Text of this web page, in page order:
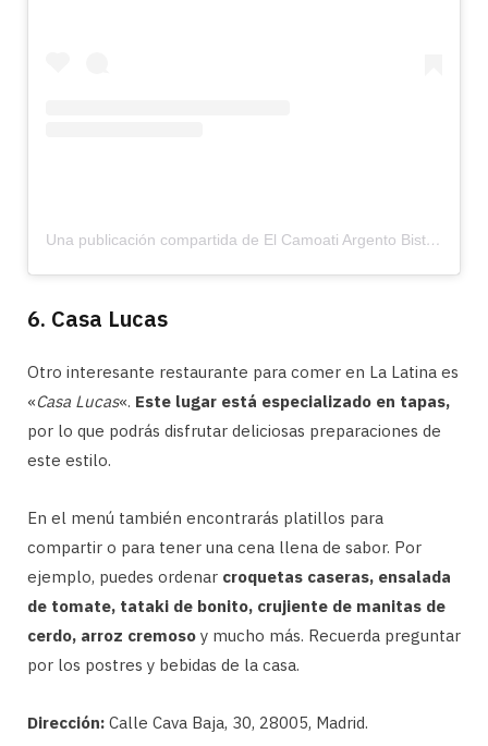
Una publicación compartida de El Camoati Argento Bistró (@camoati)
6. Casa Lucas
Otro interesante restaurante para comer en La Latina es
«Casa Lucas«. Este lugar está especializado en tapas,
por lo que podrás disfrutar deliciosas preparaciones de
este estilo.
En el menú también encontrarás platillos para
compartir o para tener una cena llena de sabor. Por
ejemplo, puedes ordenar croquetas caseras, ensalada
de tomate, tataki de bonito, crujiente de manitas de
cerdo, arroz cremoso y mucho más. Recuerda preguntar
por los postres y bebidas de la casa.
Dirección: Calle Cava Baja, 30, 28005, Madrid.